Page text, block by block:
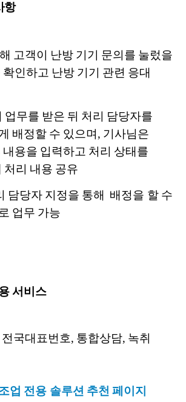
항
고객이 난방 기기 문의를 눌렀을
인하고 난방 기기 관련 응대
업무를 받은 뒤 처리 담당자를
배정할 수 있으며, 기사님은
내용을 입력하고 처리 상태를
처리 내용 공유
담당자 지정을 통해 배정을 할 수
업무 가능
서비스
국대표번호, 통합상담, 녹취
업 전용 솔루션 추천 페이지